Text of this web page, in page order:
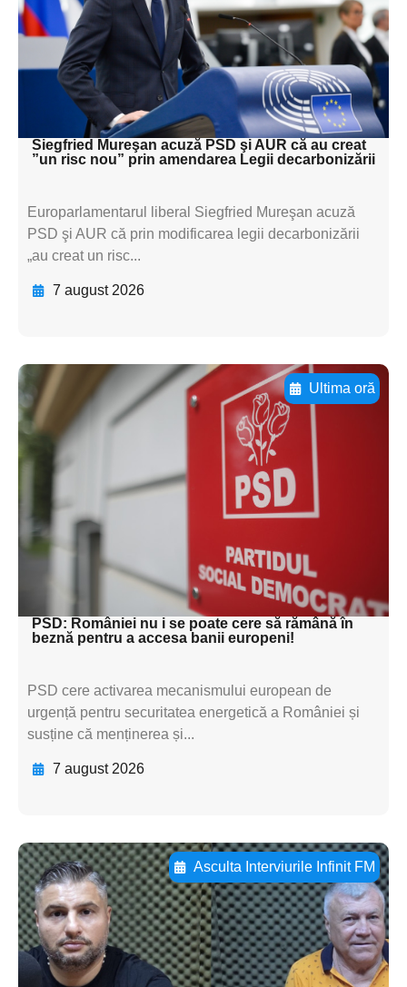
subtitluAdaugă aici
textul pentru
subtitluAdaugă aici
textul pentru subti
Siegfried Mureşan acuză PSD şi AUR că au creat
”un risc nou” prin amendarea Legii decarbonizării
Europarlamentarul liberal Siegfried Mureşan acuză
PSD şi AUR că prin modificarea legii decarbonizării
„au creat un risc...
7 august 2026
Ultima oră
Adaugă aici textul pentru
subtitluAdaugă aici
textul pentru
subtitluAdaugă aici
textul pentru
subtitluAdaugă aici
textul pentru subti
PSD: României nu i se poate cere să rămână în
beznă pentru a accesa banii europeni!
PSD cere activarea mecanismului european de
urgență pentru securitatea energetică a României și
susține că menținerea și...
7 august 2026
Asculta Interviurile Infinit FM
Adaugă aici textul pentru
subtitluAdaugă aici
textul pentru